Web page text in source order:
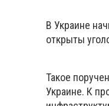
В Украине
открыты
Такое
Украине. К